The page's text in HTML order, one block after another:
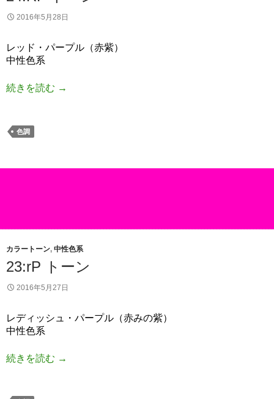
2016年5月28日
レッド・パープル（赤紫）
中性色系
続きを読む →
色調
カラートーン, 中性色系
23:rP トーン
2016年5月27日
レディッシュ・パープル（赤みの紫）
中性色系
続きを読む →